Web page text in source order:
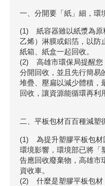
一、分開要「紙」細，環
(1) 紙容器雖以紙漿為原
乙烯）淋膜或鋁箔，以防
紙箱、紙盒一起回收。
(2) 高雄市環保局提醒您
分開回收，並且先行簡易
堆疊、壓扁以減少體積，
回收，讓資源能循環再利
二、平板包材百百種減塑
(1) 為提升塑膠平板包材
環境影響，環境部已將「
告應回收廢棄物，高雄市
資收車。
(2) 什麼是塑膠平板包材